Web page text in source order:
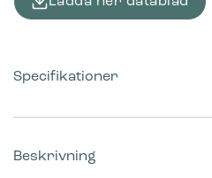
Beskrivning
Specifikationer